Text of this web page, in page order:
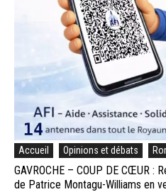
Accueil Opinions et débats
GAVROCHE – COUP DE CŒUR :
de Patrice Montagu-Williams en